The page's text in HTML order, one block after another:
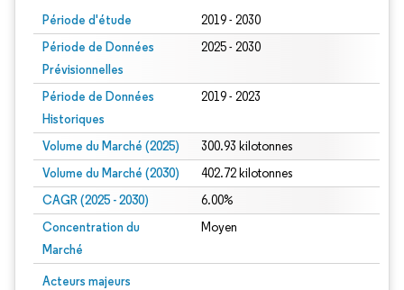
Période d'étude 2019 - 2030
Période de Données
Prévisionnelles
2025 - 2030
Période de Données
Historiques
2019 - 2023
Volume du Marché (2025) 300.93 kilotonnes
Volume du Marché (2030) 402.72 kilotonnes
CAGR (2025 - 2030) 6.00%
Concentration du
Marché
Moyen
Acteurs majeurs